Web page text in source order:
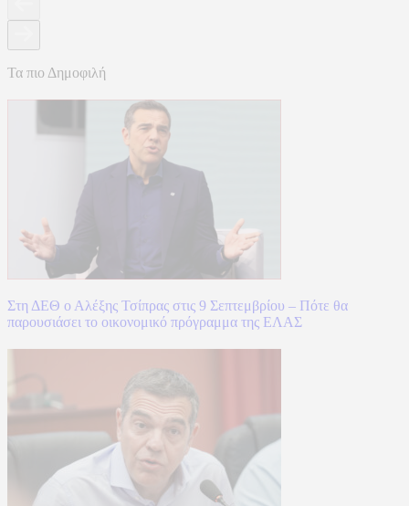
Τα πιο Δημοφιλή
Στη ΔΕΘ ο Αλέξης Τσίπρας στις 9 Σεπτεμβρίου – Πότε θα
παρουσιάσει το οικονομικό πρόγραμμα της ΕΛΑΣ